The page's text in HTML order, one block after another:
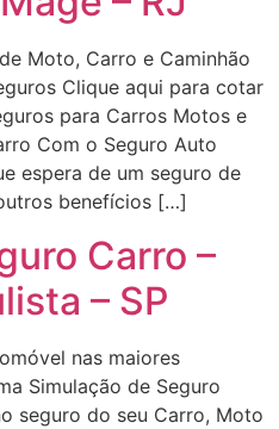
Moto, Carro e Caminhão
Clique aqui para cotar
para Carros Motos e
Com o Seguro Auto
espera de um seguro de
benefícios […]
Carro –
– SP
nas maiores
Simulação de Seguro
seguro do seu Carro, Moto